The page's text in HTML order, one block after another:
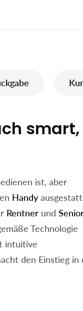
smart,
ist, aber
Handy
Rentner und
Technologie
intuitive
den Einstieg in